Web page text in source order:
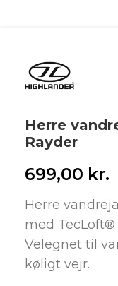
Herre
Rayder
699,00 kr.
Herre
med
Velegnet til
køligt vejr.